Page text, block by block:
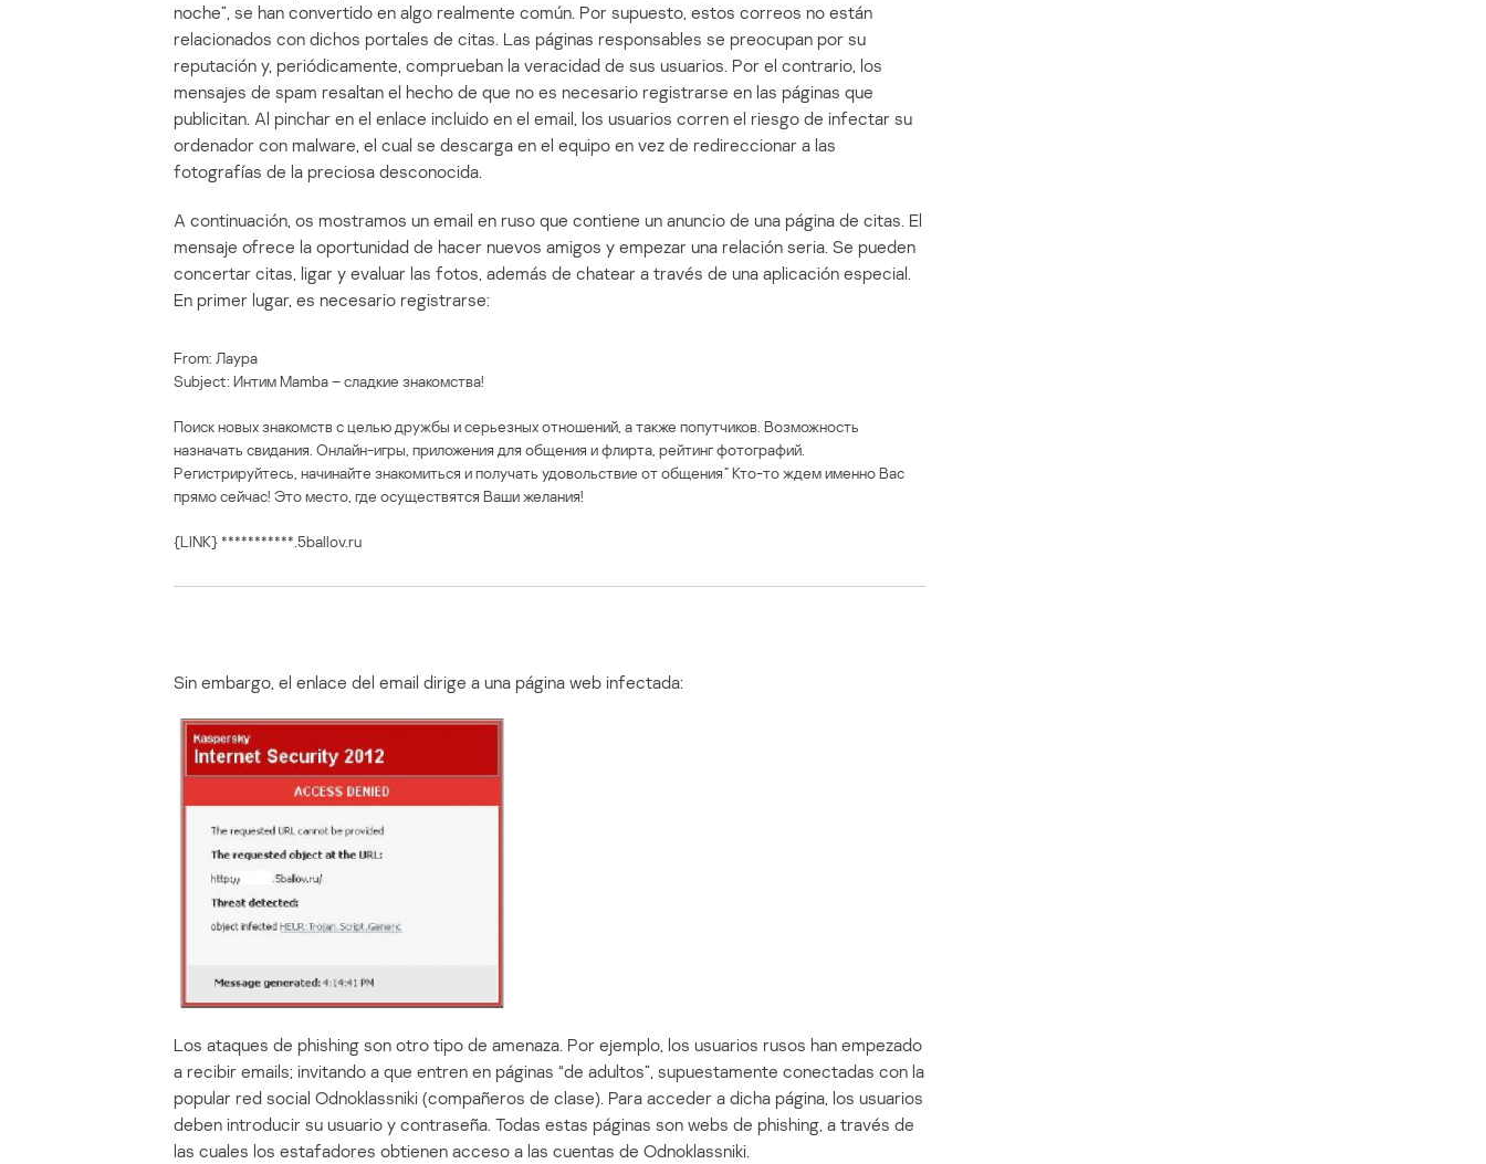
noche”, se han convertido en algo realmente común. Por supuesto, estos correos no están
relacionados con dichos portales de citas. Las páginas responsables se preocupan por su
reputación y, periódicamente, comprueban la veracidad de sus usuarios. Por el contrario, los
mensajes de spam resaltan el hecho de que no es necesario registrarse en las páginas que
publicitan. Al pinchar en el enlace incluido en el email, los usuarios corren el riesgo de infectar su
ordenador con malware, el cual se descarga en el equipo en vez de redireccionar a las
fotografías de la preciosa desconocida.
A continuación, os mostramos un email en ruso que contiene un anuncio de una página de citas. El
mensaje ofrece la oportunidad de hacer nuevos amigos y empezar una relación seria. Se pueden
concertar citas, ligar y evaluar las fotos, además de chatear a través de una aplicación especial.
En primer lugar, es necesario registrarse:
From: Лаура
Subject: Интим Mamba – сладкие знакомства!
Поиск новых знакомств с целью дружбы и серьезных отношений, а также попутчиков. Возможность
назначать свидания. Онлайн-игры, приложения для общения и флирта, рейтинг фотографий.
Регистрируйтесь, начинайте знакомиться и получать удовольствие от общения” Кто-то ждем именно Вас
прямо сейчас! Это место, где осуществятся Ваши желания!
{LINK} ***********.5ballov.ru
Sin embargo, el enlace del email dirige a una página web infectada:
Los ataques de phishing son otro tipo de amenaza. Por ejemplo, los usuarios rusos han empezado
a recibir emails; invitando a que entren en páginas “de adultos”, supuestamente conectadas con la
popular red social Odnoklassniki (compañeros de clase). Para acceder a dicha página, los usuarios
deben introducir su usuario y contraseña. Todas estas páginas son webs de phishing, a través de
las cuales los estafadores obtienen acceso a las cuentas de Odnoklassniki.